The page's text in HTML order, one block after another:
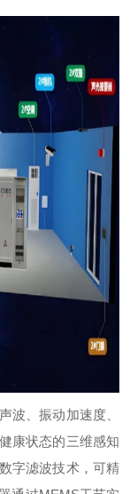
波、振动加速度、
康状态的三维感知
字滤波技术，可精